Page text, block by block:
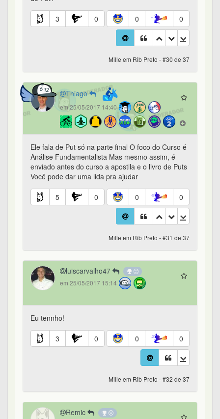
3 0 0 0
Mille em Rib Preto - #30 de 37
Thiago
em 25/05/2017 14:40
Ele fala de Put só na parte final O foco do Curso é
Análise Fundamentalista Mas mesmo assim, é
enviado antes do curso a apostila e o livro de Puts
Você pode dar uma lida pra ajudar
5 0 0 0
Mille em Rib Preto - #31 de 37
luiscarvalho47
em 25/05/2017 15:14
Eu tennho!
3 0 0 0
Mille em Rib Preto - #32 de 37
Remic